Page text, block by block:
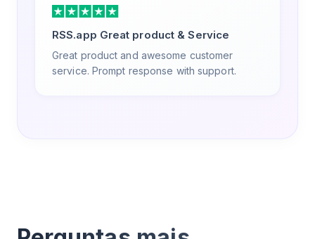
RSS.app Great product & Service
Great product and awesome customer
service. Prompt response with support.